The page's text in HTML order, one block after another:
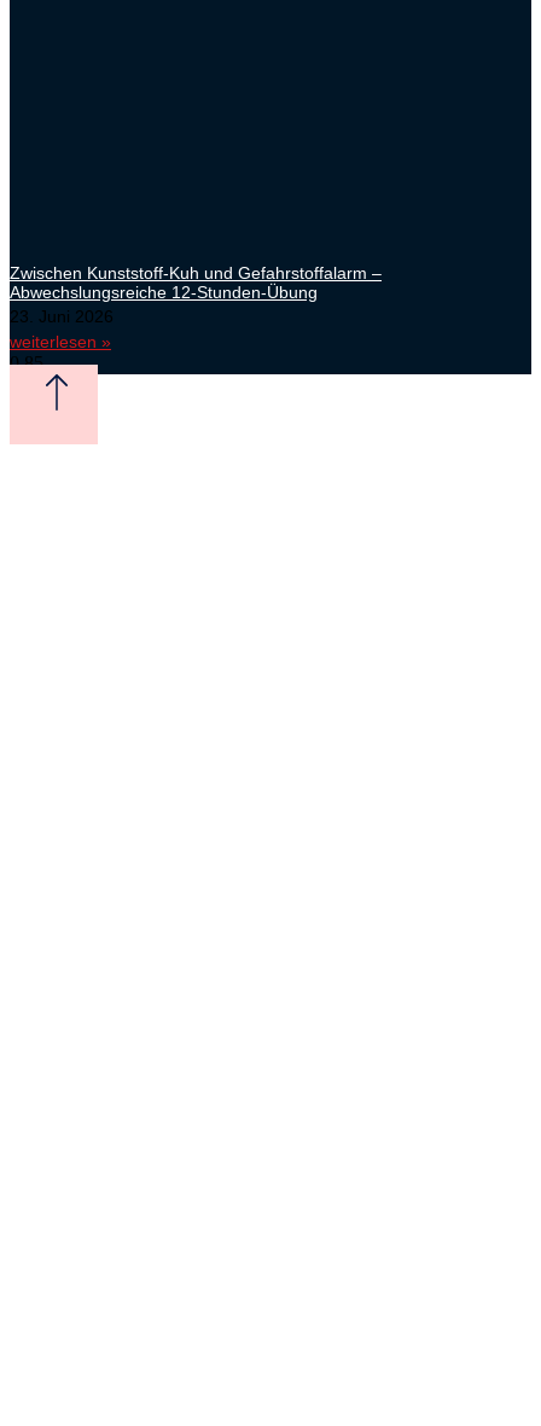
Zwischen Kunststoff-Kuh und Gefahrstoffalarm –
Abwechslungsreiche 12-Stunden-Übung
23. Juni 2026
weiterlesen »